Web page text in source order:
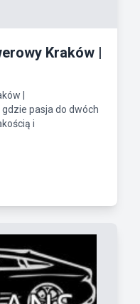
Kraków |
|
pasja do dwóch
i